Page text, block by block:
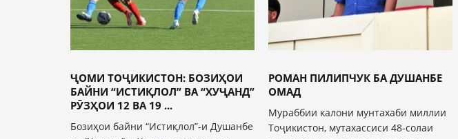
ҶОМИ ТОҶИКИСТОН: БОЗИҲОИ
БАЙНИ “ИСТИҚЛОЛ” ВА “ХУҶАНД”
РӮЗҲОИ 12 ВА 19 ...
Бозиҳои байни “Истиқлол”-и Душанбе
РОМАН ПИЛИПЧУК БА ДУШАНБЕ
ОМАД
Мураббии калони мунтахаби миллии
Тоҷикистон, мутахассиси 48-солаи